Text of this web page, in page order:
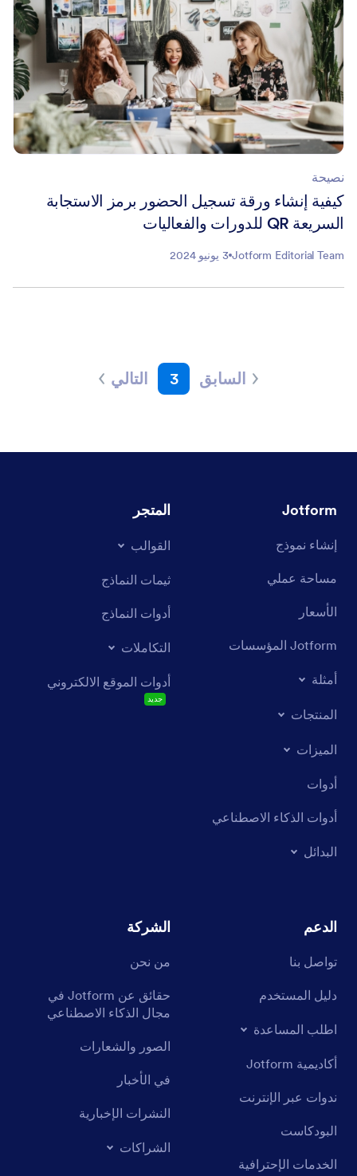
نصيحة
كيفية إنشاء ورقة تسجيل الحضور برمز الاستجابة
السريعة QR للدورات والفعاليات
Jotform Editorial Team 3 يونيو 2024
السابق 3 التالي
Jotform
إنشاء نموذج
مساحة عملي
الأسعار
Jotform المؤسسات
أمثلة
المنتجات
الميزات
أدوات
أدوات الذكاء الاصطناعي
البدائل
المتجر
القوالب
ثيمات النماذج
أدوات النماذج
التكاملات
أدوات الموقع الالكتروني
جديد
الدعم
تواصل بنا
دليل المستخدم
اطلب المساعدة
أكاديمية Jotform
ندوات عبر الإنترنت
البودكاست
الخدمات الإحترافية
الشركة
من نحن
حقائق عن Jotform في
مجال الذكاء الاصطناعي
الصور والشعارات
في الأخبار
النشرات الإخبارية
الشراكات